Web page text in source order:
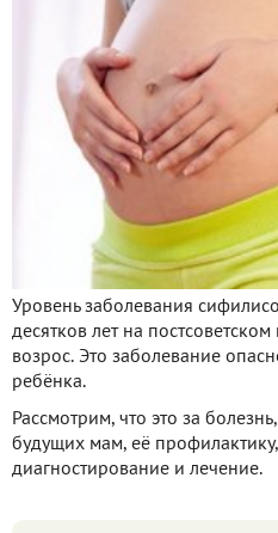
Уровень заболевания
десятков лет на
возрос. Это заболевание
ребёнка.
Рассмотрим, что это за
будущих мам, её
диагностирование и лечение.